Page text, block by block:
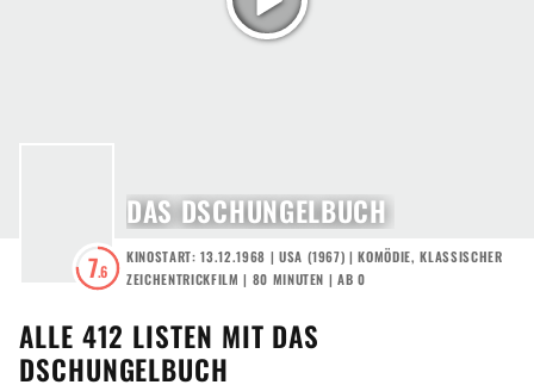
7.6
DAS DSCHUNGELBUCH
KINOSTART: 13.12.1968 | USA (1967) |KOMÖDIE,KLASSISCHER
ZEICHENTRICKFILM | 80 MINUTEN |AB 0
ALLE 412 LISTEN MIT DAS
DSCHUNGELBUCH